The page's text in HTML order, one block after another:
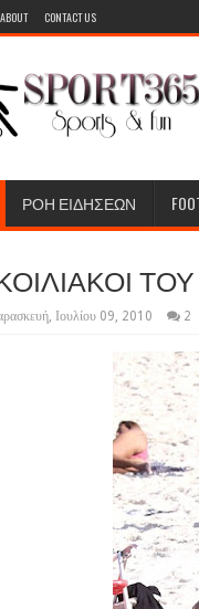
ABOUT CONTACT US
ΡΟΗ ΕΙΔΗΣΕΩΝ
Ιουλίου 09, 2010 2